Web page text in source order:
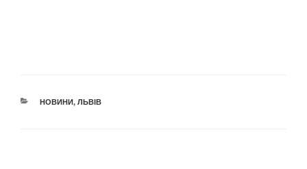
КАТЕГОРІЇ
НОВИНИ, ЛЬВІВ